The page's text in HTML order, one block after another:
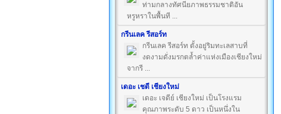
ท่ามกลางทัศนียภาพธรรมชาติอัน
หรูหราในพื้นที ...
กรีนเลค รีสอร์ท
กรีนเลค รีสอร์ท ตั้งอยู่ริมทะเลสาบที่
งดงามดั่งมรกตล้ำค่าแห่งเมืองเชียงใหม่
จากรี ...
เดอะ เชดี เชียงใหม่
เดอะ เจดีย์ เชียงใหม่ เป็นโรงแรม
คุณภาพระดับ 5 ดาว เป็นหนึ่งใน